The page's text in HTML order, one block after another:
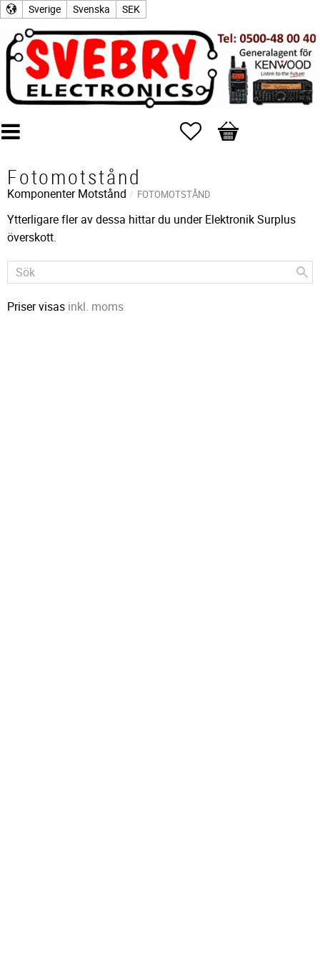
Sverige Svenska SEK
Favoriter
Kundvagn
Fotomotstånd
Komponenter Motstånd FOTOMOTSTÅND
Ytterligare fler av dessa hittar du under Elektronik Surplus
överskott.
Priser visas inkl. moms